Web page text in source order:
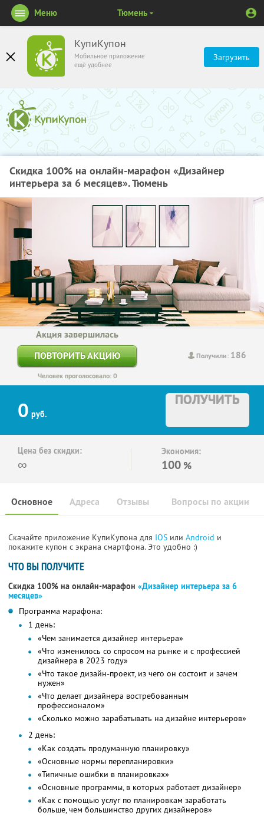
КупиКупон
Мобильное приложение
ещё удобнее
Загрузить
Меню Тюмень
Скидка 100% на онлайн-марафон «Дизайнер
интерьера за 6 месяцев». Тюмень
Получили: 186
Акция завершилась
ПОВТОРИТЬ АКЦИЮ
Человек проголосовало: 0
0 руб.
ПОЛУЧИТЬ
Цена без скидки:
∞
Экономия:
100 %
Основное Отзывы Вопросы по акции
Адреса
Скачайте приложение КупиКупона для IOS или Android и
покажите купон с экрана смартфона. Это удобно :)
ЧТО ВЫ ПОЛУЧИТЕ
Скидка 100% на онлайн-марафон «Дизайнер интерьера за 6
месяцев»
Программа марафона:
1 день:
«Чем занимается дизайнер интерьера»
«Что изменилось со спросом на рынке и с профессией
дизайнера в 2023 году»
«Что такое дизайн-проект, из чего он состоит и зачем
нужен»
«Что делает дизайнера востребованным
профессионалом»
«Сколько можно зарабатывать на дизайне интерьеров»
2 день:
«Как создать продуманную планировку»
«Основные нормы перепланировки»
«Типичные ошибки в планировках»
«Основные программы, в которых работает дизайнер»
«Как с помощью услуг по планировкам заработать
больше, чем большинство других дизайнеров»